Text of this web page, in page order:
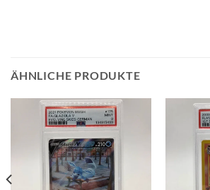
ÄHNLICHE PRODUKTE